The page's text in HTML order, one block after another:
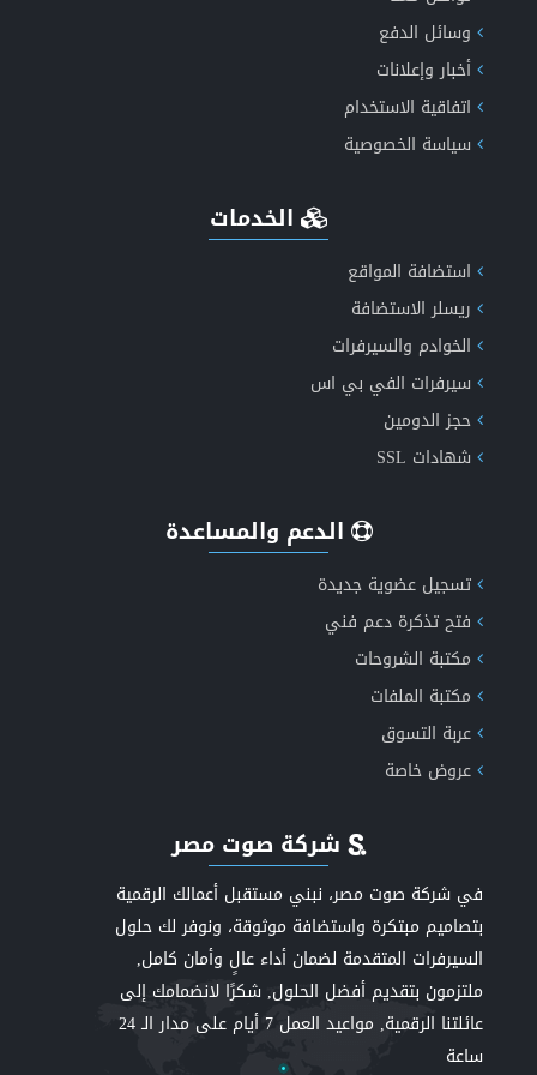
إكتشف الان مميزات طفرة الاخباري الجيل الخامس دعم
وسائل الدفع
أخبار وإعلانات
اتفاقية الاستخدام
سياسة الخصوصية
الخدمات
استضافة المواقع
ريسلر الاستضافة
الخوادم والسيرفرات
سيرفرات الفي بي اس
حجز الدومين
شهادات SSL
الدعم والمساعدة
تسجيل عضوية جديدة
فتح تذكرة دعم فني
مكتبة الشروحات
مكتبة الملفات
عربة التسوق
عروض خاصة
شركة صوت مصر
في شركة صوت مصر، نبني مستقبل أعمالك الرقمية
بتصاميم مبتكرة واستضافة موثوقة، ونوفر لك حلول
السيرفرات المتقدمة لضمان أداء عالٍ وأمان كامل,
ملتزمون بتقديم أفضل الحلول, شكرًا لانضمامك إلى
عائلتنا الرقمية, مواعيد العمل 7 أيام على مدار الـ 24
ساعة